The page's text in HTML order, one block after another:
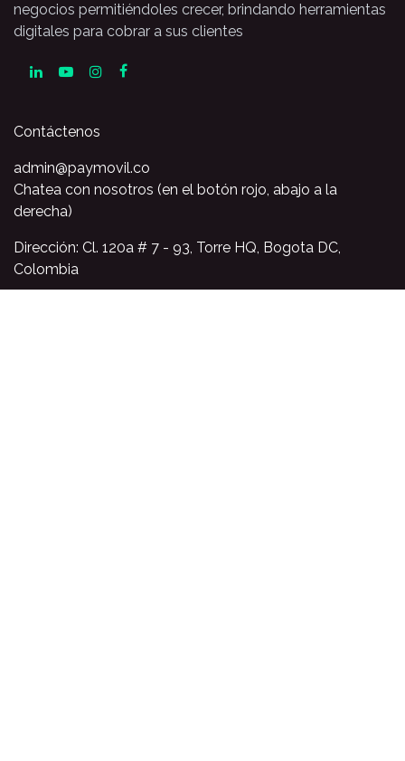
negocios permitiéndoles crecer, brindando herramientas
digitales para cobrar a sus clientes
Contáctenos
admin@paymovil.co
Chatea con nosotros (en el botón rojo, abajo a la
derecha)
Dirección: Cl. 120a # 7 - 93, Torre HQ, Bogota DC,
Colombia